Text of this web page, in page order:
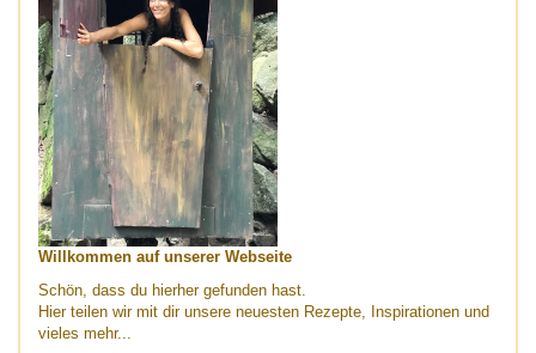
Willkommen auf unserer Webseite
Schön, dass du hierher gefunden hast.
Hier teilen wir mit dir unsere neuesten Rezepte, Inspirationen und
vieles mehr...